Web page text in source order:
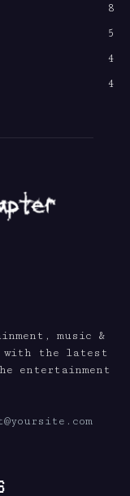
8
5
4
4
music &
with the latest
entertainment